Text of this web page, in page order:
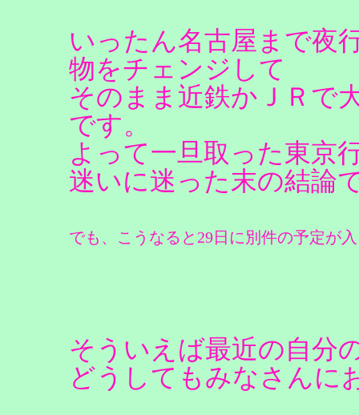
いったん名古屋まで夜
物をチェンジして
そのまま近鉄かＪＲで
です。
よって一旦取った東京
迷いに迷った末の結論
でも、こうなると29日に別件の予定が
そういえば最近の自分
どうしてもみなさんに